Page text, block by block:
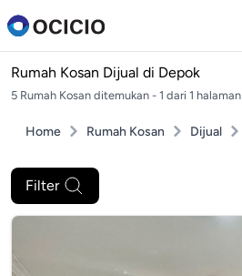
Rumah Kosan Dijual di Depok
5 Rumah Kosan ditemukan - 1 dari 1 halaman
Home Rumah Kosan Dijual
Filter